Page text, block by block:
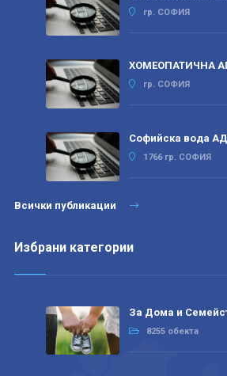
гр. СОФИЯ
ХОМЕОПАТИЧНА
гр. СОФИЯ
Софийска вода АД
1766 гр. СОФИЯ
Всички публикации
Избрани категории
За Дома и
8255 обекта